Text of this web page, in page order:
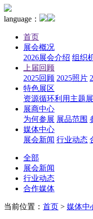
language：
首页
展会概况
2026展会介绍 组织
上届回顾
2025回顾 2025照片
特色展区
资源循环利用主题展
展商中心
为何参展 展品范围
媒体中心
展会新闻 行业动态
全部
展会新闻
行业动态
合作媒体
当前位置： 首页 > 媒体中